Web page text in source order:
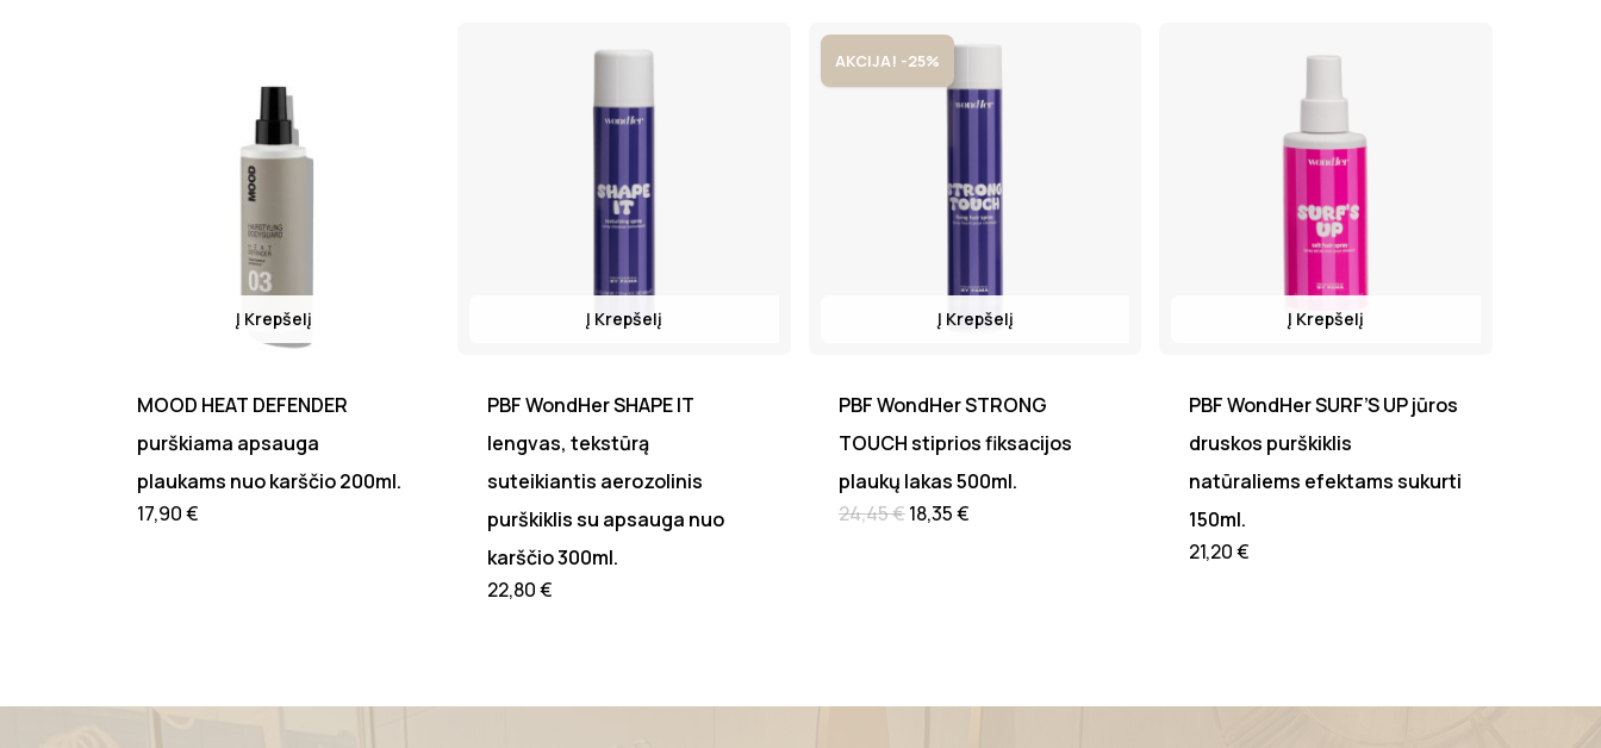
Į Krepšelį
MOOD HEAT DEFENDER
purškiama apsauga
plaukams nuo karščio 200ml.
17,90€
Į Krepšelį
PBF WondHer SHAPE IT
lengvas, tekstūrą
suteikiantis aerozolinis
purškiklis su apsauga nuo
karščio 300ml.
22,80€
AKCIJA! -25%
Į Krepšelį
PBF WondHer STRONG
TOUCH stiprios fiksacijos
plaukų lakas 500ml.
24,45€18,35€
Į Krepšelį
PBF WondHer SURF’S UP jūros
druskos purškiklis
natūraliems efektams sukurti
150ml.
21,20€